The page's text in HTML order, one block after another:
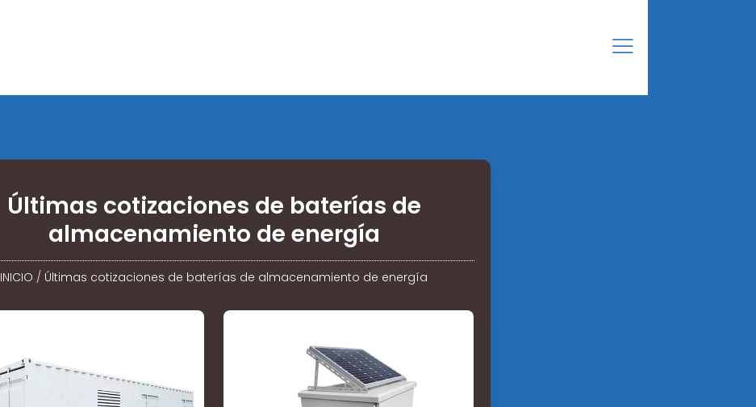
Últimas cotizaciones de baterías de
almacenamiento de energía
INICIO / Últimas cotizaciones de baterías de almacenamiento de energía